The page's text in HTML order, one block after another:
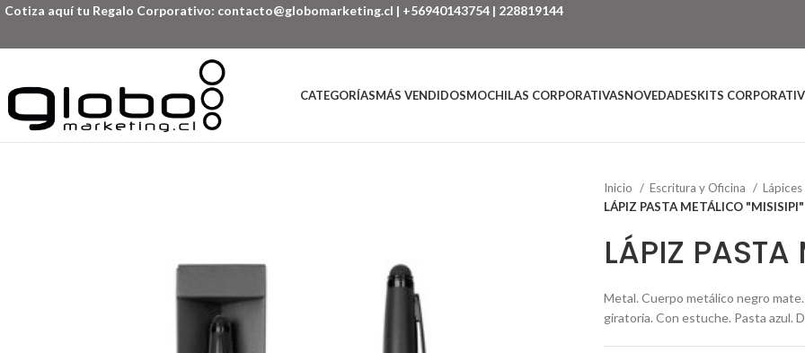
Cotiza aquí tu Regalo Corporativo: contacto@globomarketing.cl | +56940143754 | 228819144
CATEGORÍASMÁS VENDIDOSMOCHILAS CORPORATIVASNOVEDADESKITS
Inicio Escritura y Oficina
LÁPIZ PASTA METÁLICO "MISISIPI"
LÁPIZ PASTA
Metal. Cuerpo metálico negro
giratoria. Con estuche. Pasta azul.